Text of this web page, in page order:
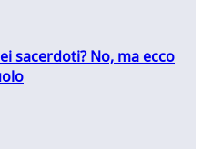
sacerdoti? No, ma ecco